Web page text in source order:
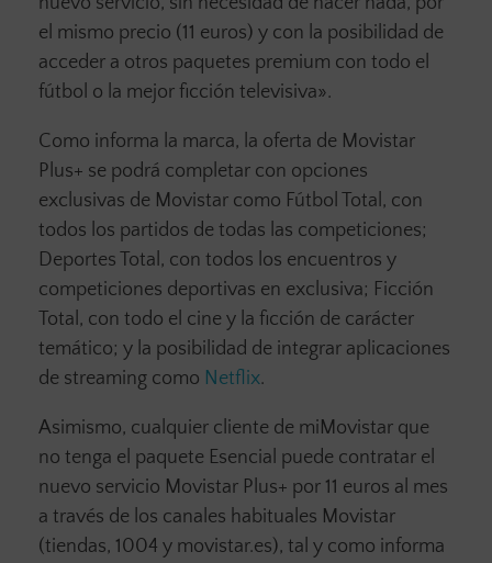
el mismo precio (11 euros) y con la posibilidad de
acceder a otros paquetes premium con todo el
fútbol o la mejor ficción televisiva».
Como informa la marca, la oferta de Movistar
Plus+ se podrá completar con opciones
exclusivas de Movistar como Fútbol Total, con
todos los partidos de todas las competiciones;
Deportes Total, con todos los encuentros y
competiciones deportivas en exclusiva; Ficción
Total, con todo el cine y la ficción de carácter
temático; y la posibilidad de integrar aplicaciones
de streaming como Netflix.
Asimismo, cualquier cliente de miMovistar que
no tenga el paquete Esencial puede contratar el
nuevo servicio Movistar Plus+ por 11 euros al mes
a través de los canales habituales Movistar
(tiendas, 1004 y movistar.es), tal y como informa